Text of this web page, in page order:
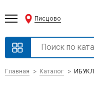
Писцово
Главная Каталог